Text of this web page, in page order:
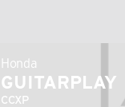
Honda
GUITARPLAY
CCXP